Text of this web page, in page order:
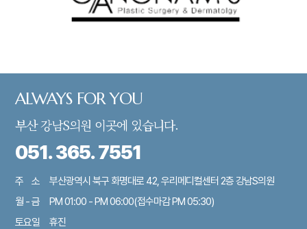
ALWAYS FOR YOU
부산 강남S의원 이곳에 있습니다.
051. 365. 7551
주 소
부산광역시 북구 화명대로 42, 우리메디컬센터 2층 강남S의원
월 - 금
PM 01:00 - PM 06:00(접수마감 PM 05:30)
토요일
휴진